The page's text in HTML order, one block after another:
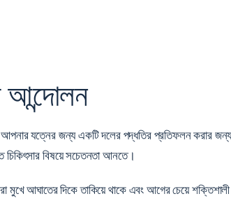
আন্দোলন
এবং আপনার যত্নের জন্য একটি দলের পদ্ধতির
বিষয়ে সচেতনতা আনতে।
মুখে আঘাতের দিকে তাকিয়ে থাকে এবং আগের চেয়ে